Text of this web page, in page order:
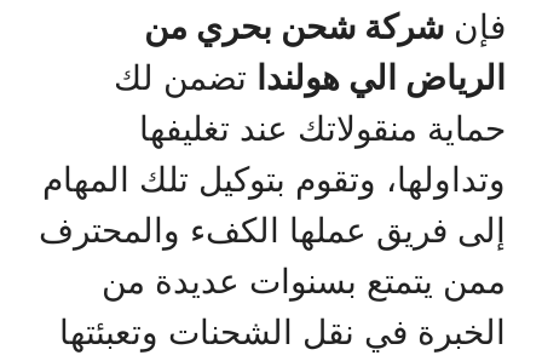
فإن شركة شحن بحري من
الرياض الي هولندا تضمن لك
حماية منقولاتك عند تغليفها
وتداولها، وتقوم بتوكيل تلك المهام
إلى فريق عملها الكفء والمحترف
ممن يتمتع بسنوات عديدة من
الخبرة في نقل الشحنات وتعبئتها